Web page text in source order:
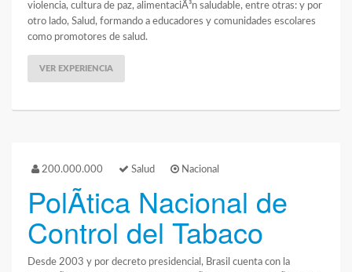
violencia, cultura de paz, alimentaciÃ³n saludable, entre otras: y por
otro lado, Salud, formando a educadores y comunidades escolares
como promotores de salud.
VER EXPERIENCIA
200.000.000 Salud Nacional
PolÃ­tica Nacional de
Control del Tabaco
Desde 2003 y por decreto presidencial, Brasil cuenta con la